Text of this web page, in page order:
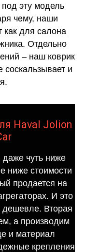
эту модель
чему, наши
как для салона
Отдельно
– наш коврик
соскальзывает и
Haval Jolion
чуть ниже
ниже стоимости
продается на
И это
дешевле. Вторая
а производим
и материал
крепления